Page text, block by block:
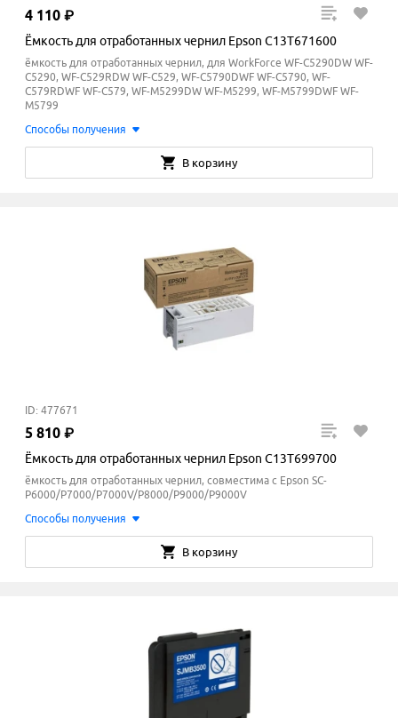
4 110 ₽
Ёмкость для отработанных чернил Epson C13T671600
ёмкость для отработанных чернил, для WorkForce WF-C5290DW WF-
C5290, WF-C529RDW WF-C529, WF-C5790DWF WF-C5790, WF-
C579RDWF WF-C579, WF-M5299DW WF-M5299, WF-M5799DWF WF-
M5799
Способы получения
В корзину
ID: 477671
5 810 ₽
Ёмкость для отработанных чернил Epson C13T699700
ёмкость для отработанных чернил, совместима с Epson SC-
P6000/P7000/P7000V/P8000/P9000/P9000V
Способы получения
В корзину